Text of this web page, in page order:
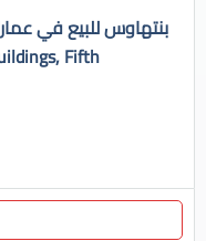
بنتهاوس للبيع في
Fifth